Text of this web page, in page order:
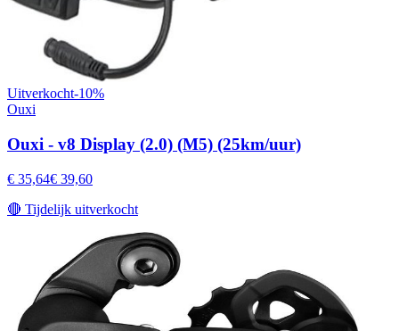
Uitverkocht-10%
Ouxi
Ouxi - v8 Display (2.0) (M5) (25km/uur)
€ 35,64€ 39,60
🔴 Tijdelijk uitverkocht